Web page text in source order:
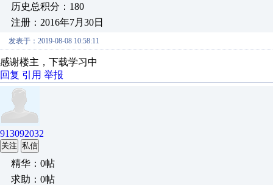
历史总积分：180
注册：2016年7月30日
发表于：2019-08-08 10:58:11
感谢楼主，下载学习中
回复 引用 举报
913092032
关注 私信
精华：0帖
求助：0帖